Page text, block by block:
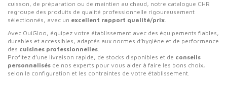
cuisson, de préparation ou de maintien au chaud, notre catalogue CHR
regroupe des produits de qualité professionnelle rigoureusement
sélectionnés, avec un excellent rapport qualité/prix.
Avec OuiGloo, équipez votre établissement avec des équipements fiables,
durables et accessibles, adaptés aux normes d’hygiène et de performance
des cuisines professionnelles.
Profitez d’une livraison rapide, de stocks disponibles et de conseils
personnalisés de nos experts pour vous aider à faire les bons choix,
selon la configuration et les contraintes de votre établissement.